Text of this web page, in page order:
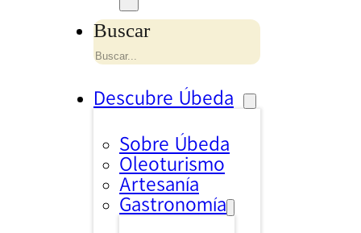
Buscar
Descubre Úbeda
Sobre Úbeda
Oleoturismo
Artesanía
Gastronomía